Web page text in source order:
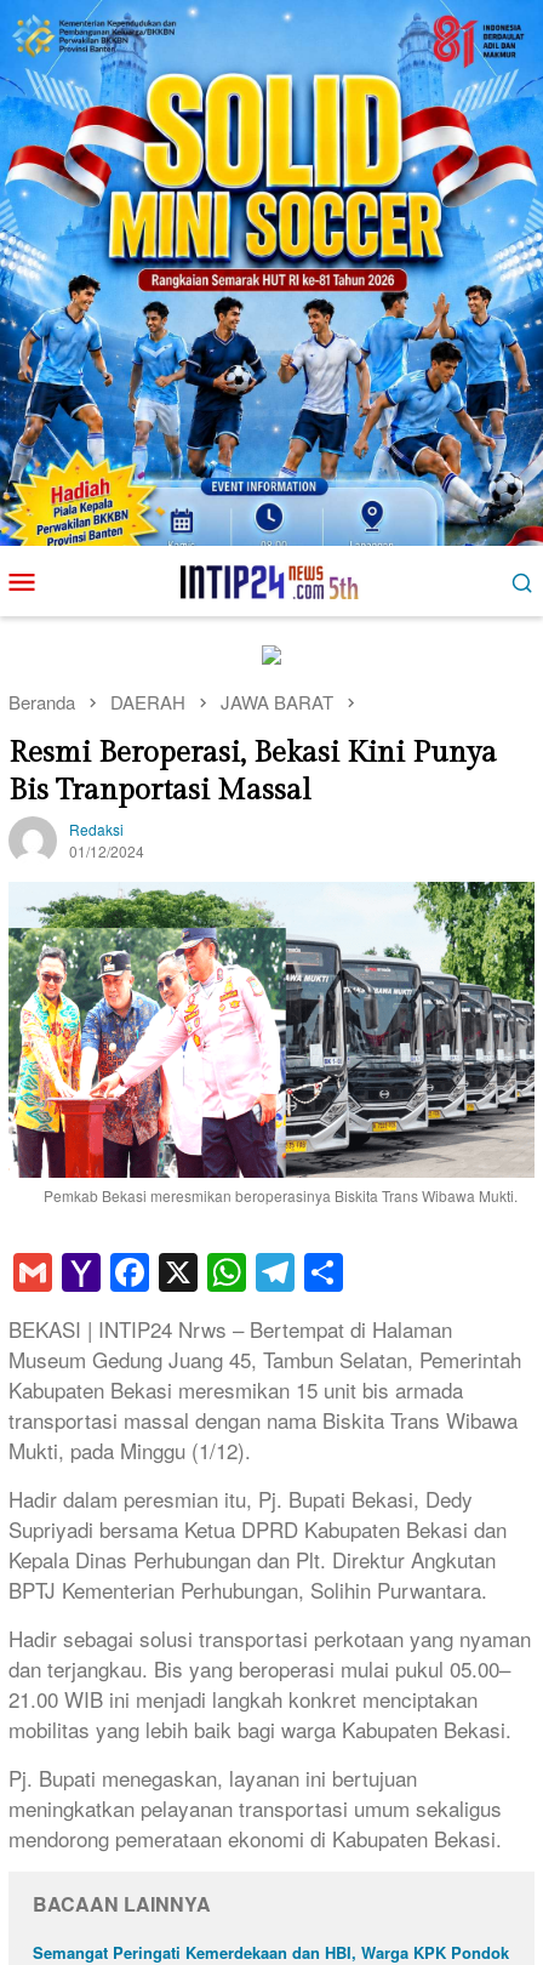
ke
kontenMobile
Beranda DAERAH JAWA BARAT
Resmi Beroperasi, Bekasi Kini Punya
Bis Tranportasi Massal
Redaksi
01/12/2024
Pemkab Bekasi meresmikan beroperasinya Biskita Trans Wibawa Mukti.
GmailYahoo
Mail
Facebook
X WhatsApp
Telegram
BEKASI | INTIP24 Nrws – Bertempat di Halaman
Museum Gedung Juang 45, Tambun Selatan, Pemerintah
Kabupaten Bekasi meresmikan 15 unit bis armada
transportasi massal dengan nama Biskita Trans Wibawa
Mukti, pada Minggu (1/12).
Hadir dalam peresmian itu, Pj. Bupati Bekasi, Dedy
Supriyadi bersama Ketua DPRD Kabupaten Bekasi dan
Kepala Dinas Perhubungan dan Plt. Direktur Angkutan
BPTJ Kementerian Perhubungan, Solihin Purwantara.
Hadir sebagai solusi transportasi perkotaan yang nyaman
dan terjangkau. Bis yang beroperasi mulai pukul 05.00–
21.00 WIB ini menjadi langkah konkret menciptakan
mobilitas yang lebih baik bagi warga Kabupaten Bekasi.
Pj. Bupati menegaskan, layanan ini bertujuan
meningkatkan pelayanan transportasi umum sekaligus
mendorong pemerataan ekonomi di Kabupaten Bekasi.
BACAAN LAINNYA
Semangat Peringati Kemerdekaan dan HBI, Warga KPK Pondok